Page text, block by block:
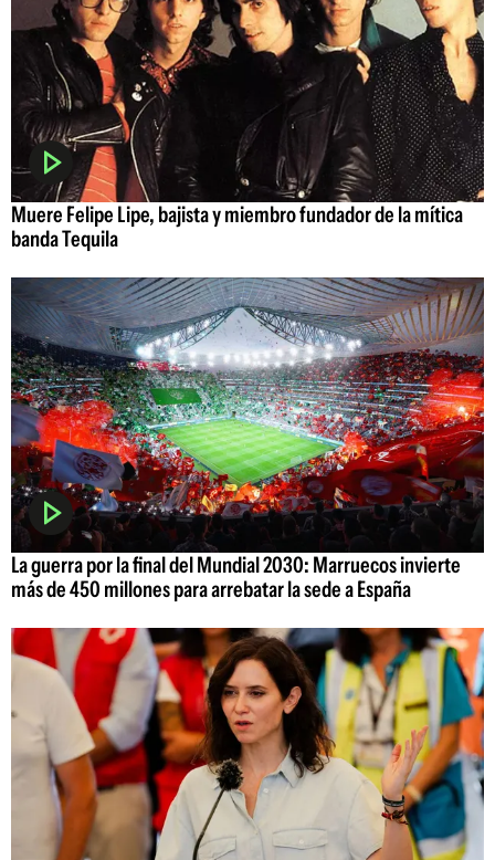
Muere Felipe Lipe, bajista y miembro fundador de la mítica
banda Tequila
La guerra por la final del Mundial 2030: Marruecos invierte
más de 450 millones para arrebatar la sede a España